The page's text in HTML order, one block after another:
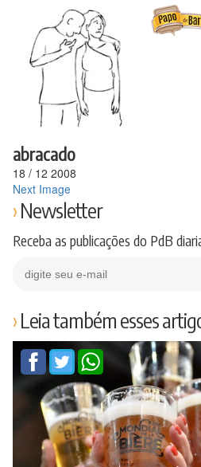
conteúdo
abracado
18 / 12 2008
Next Image
Newsletter
Receba as publicações do PdB
Leia também esses